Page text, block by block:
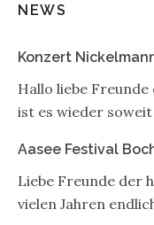
NEWS
Konzert
Hallo liebe
ist es wieder soweit
Aasee Festival
Liebe Freunde der
vielen Jahren